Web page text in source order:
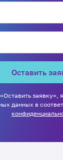
Оставить
заявку»,
данных в